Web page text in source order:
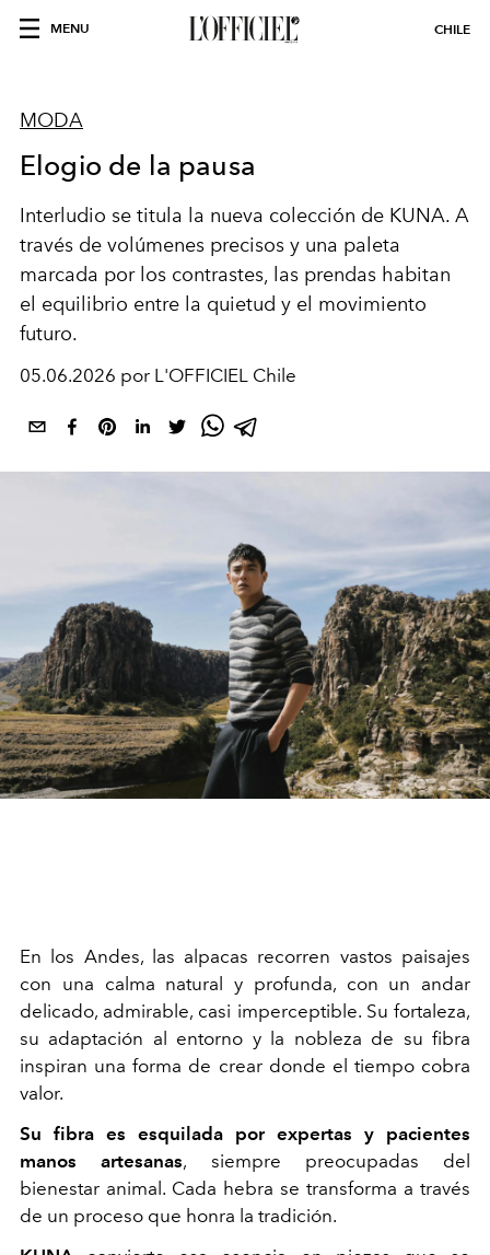
MENU CHILE
MODA
Elogio de la pausa
Interludio se titula la nueva colección de KUNA. A
través de volúmenes precisos y una paleta
marcada por los contrastes, las prendas habitan
el equilibrio entre la quietud y el movimiento
futuro.
05.06.2026 por L'OFFICIEL Chile
En los Andes, las alpacas recorren vastos paisajes
con una calma natural y profunda, con un andar
delicado, admirable, casi imperceptible. Su fortaleza,
su adaptación al entorno y la nobleza de su fibra
inspiran una forma de crear donde el tiempo cobra
valor.
Su fibra es esquilada por expertas y pacientes
manos artesanas, siempre preocupadas del
bienestar animal. Cada hebra se transforma a través
de un proceso que honra la tradición.